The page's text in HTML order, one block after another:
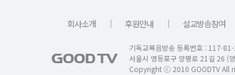
회사소개 ｜ 후원안내 ｜ 설교방송참여
기독교복음방송 등록번호 : 117-
서울시 영등포구 양평로 21길 26
Copyright ⓒ 2010 GOODTV All